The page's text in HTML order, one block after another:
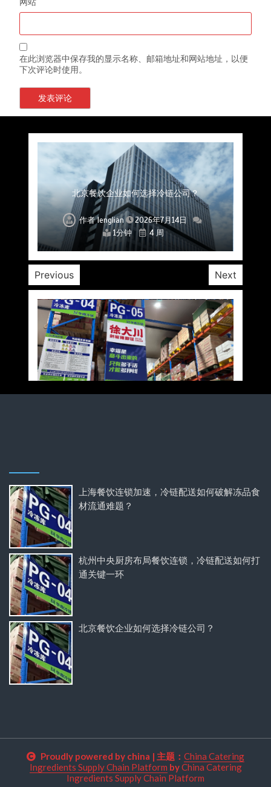
在此浏览器中保存我的显示名称、邮箱地址和网站地址，以便
下次评论时使用。
上海餐饮连锁加速，冷链配送如何破解冻品食材
流通难题？
作者lenglian
2026年7月14日
1分钟
4 周
杭州中央厨房布局餐饮连锁，冷链配送如何打通
关键一环
作者lenglian
2026年7月14日
1分钟
4 周
北京餐饮企业如何选择冷链公司？
作者lenglian
2026年7月14日
1分钟
4 周
深圳冷链物流如何护航餐饮连锁？冻品食材流通
全解析
作者lenglian
2026年7月14日
1分钟
4 周
北京餐饮仓配一体化的核心价值与落地实践解析
作者lenglian
2026年7月14日
1分钟
4 周
武汉冻品配送三要素：控温、时效、低成本如何
兼得？
作者lenglian
2026年7月14日
1分钟
4 周
重庆冷链布局解冻食材运输密码，餐饮连锁如何
稳控品质？
作者lenglian
2026年7月14日
1分钟
4 周
Previous Next
上海餐饮连锁加速，冷链配送如何破解冻品食
材流通难题？
杭州中央厨房布局餐饮连锁，冷链配送如何打
通关键一环
北京餐饮企业如何选择冷链公司？
Proudly powered by china | 主题： China Catering
Ingredients Supply Chain Platform byChina Catering
Ingredients Supply Chain Platform